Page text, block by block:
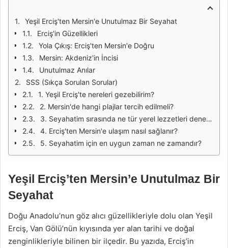
Yeşil Erciş'ten Mersin'e Unutulmaz Bir Seyahat
Erciş'in Güzellikleri
Yola Çıkış: Erciş'ten Mersin'e Doğru
Mersin: Akdeniz'in İncisi
Unutulmaz Anılar
SSS (Sıkça Sorulan Sorular)
1. Yeşil Erciş'te nereleri gezebilirim?
2. Mersin'de hangi plajlar tercih edilmeli?
3. Seyahatim sırasında ne tür yerel lezzetleri denemeliyim?
4. Erciş'ten Mersin'e ulaşım nasıl sağlanır?
5. Seyahatim için en uygun zaman ne zamandır?
Yeşil Erciş’ten Mersin’e Unutulmaz Bir
Seyahat
Doğu Anadolu’nun göz alıcı güzellikleriyle dolu olan Yeşil
Erciş, Van Gölü’nün kıyısında yer alan tarihi ve doğal
zenginlikleriyle bilinen bir ilçedir. Bu yazıda, Erciş’in